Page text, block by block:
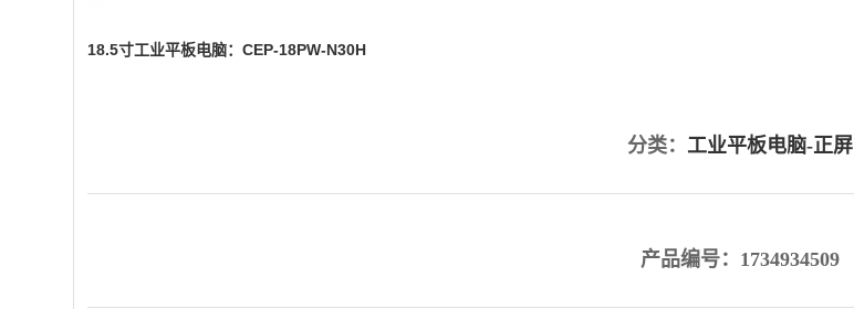
18.5寸工业平板电脑：CEP-18PW-N30H
分类： 工业平板电脑-正屏
产品编号：1734934509